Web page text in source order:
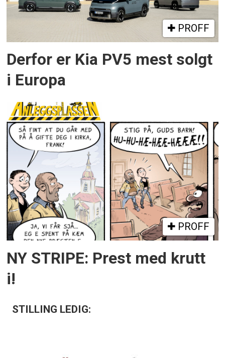
PROFF
Derfor er Kia PV5 mest solgt
i Europa
PROFF
NY STRIPE: Prest med krutt
i!
STILLING LEDIG: